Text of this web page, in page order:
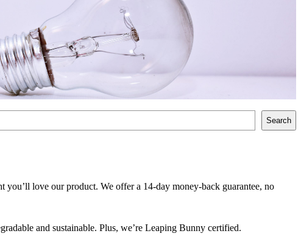
Search
you’ll love our product. We offer a 14-day money-back guarantee, no
and sustainable. Plus, we’re Leaping Bunny certified.